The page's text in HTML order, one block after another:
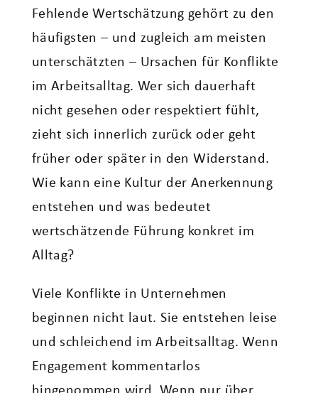
Fehlende Wertschätzung gehört zu den
häufigsten – und zugleich am meisten
unterschätzten – Ursachen für Konflikte
im Arbeitsalltag. Wer sich dauerhaft
nicht gesehen oder respektiert fühlt,
zieht sich innerlich zurück oder geht
früher oder später in den Widerstand.
Wie kann eine Kultur der Anerkennung
entstehen und was bedeutet
wertschätzende Führung konkret im
Alltag?
Viele Konflikte in Unternehmen
beginnen nicht laut. Sie entstehen leise
und schleichend im Arbeitsalltag. Wenn
Engagement kommentarlos